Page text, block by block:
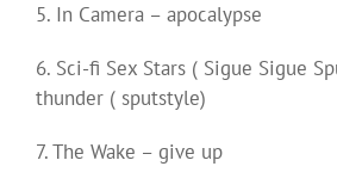
5. In Camera – apocalypse
6. Sci-fi Sex Stars ( Sigue Sigue
thunder ( sputstyle)
7. The Wake – give up